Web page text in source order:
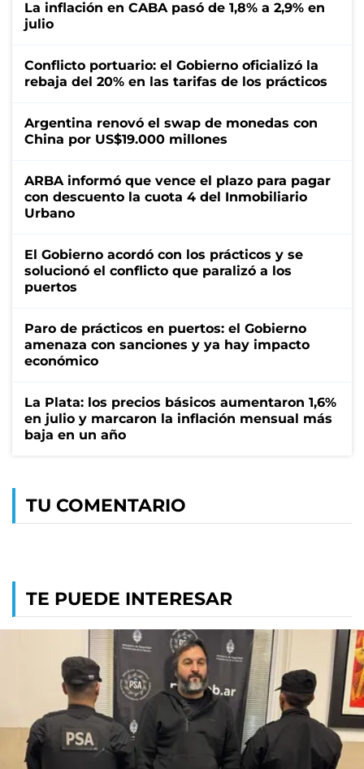
La inflación en CABA pasó de 1,8% a 2,9% en
julio
Conflicto portuario: el Gobierno oficializó la
rebaja del 20% en las tarifas de los prácticos
Argentina renovó el swap de monedas con
China por US$19.000 millones
ARBA informó que vence el plazo para pagar
con descuento la cuota 4 del Inmobiliario
Urbano
El Gobierno acordó con los prácticos y se
solucionó el conflicto que paralizó a los
puertos
Paro de prácticos en puertos: el Gobierno
amenaza con sanciones y ya hay impacto
económico
La Plata: los precios básicos aumentaron 1,6%
en julio y marcaron la inflación mensual más
baja en un año
TU COMENTARIO
TE PUEDE INTERESAR